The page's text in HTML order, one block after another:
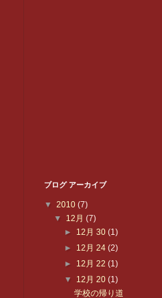
ブログ アーカイブ
▼ 2010 (7)
▼ 12月(7)
► 12月 30 (1)
► 12月 24 (2)
► 12月 22 (1)
▼ 12月 20 (1)
学校の帰り道